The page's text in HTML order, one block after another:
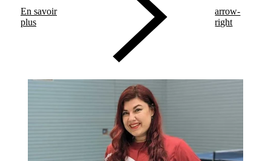
En savoir
plus
arrow-
right